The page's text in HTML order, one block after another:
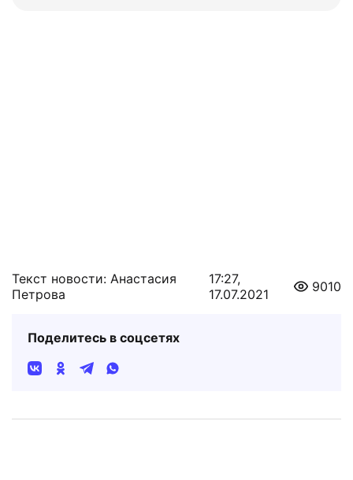
Текст новости: Анастасия
Петрова
17:27,
17.07.2021
9010
Поделитесь в соцсетях